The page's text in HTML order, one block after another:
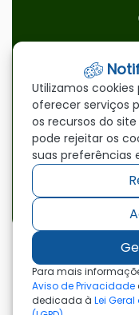
Av. Brasil, 1900,
©2026 -
- Todos
Utilizamos
oferecer serviços
os recursos do
pode rejeitar os
suas preferências
Para mais
Aviso de Privacidade
dedicada à Lei